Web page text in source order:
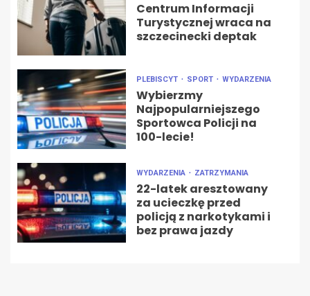
Centrum Informacji
Turystycznej wraca na
szczecinecki deptak
PLEBISCYT SPORT WYDARZENIA
Wybierzmy
Najpopularniejszego
Sportowca Policji na
100-lecie!
WYDARZENIA ZATRZYMANIA
22-latek aresztowany
za ucieczkę przed
policją z narkotykami i
bez prawa jazdy